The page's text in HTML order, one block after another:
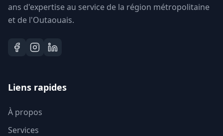
ans d'expertise au service de la région métropolitaine
et de l'Outaouais.
Liens rapides
À propos
Services